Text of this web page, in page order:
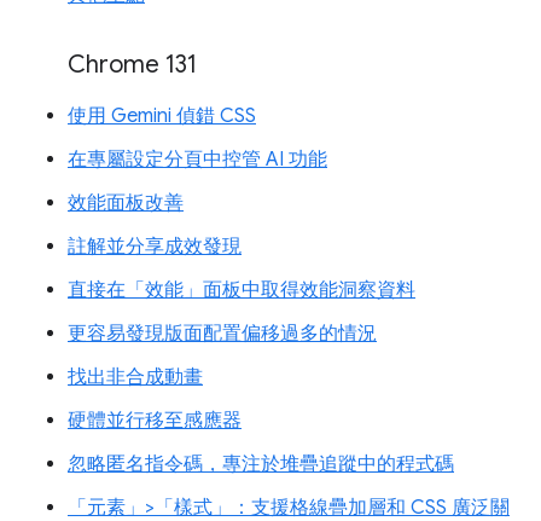
Chrome 131
使用 Gemini 偵錯 CSS
在專屬設定分頁中控管 AI 功能
效能面板改善
註解並分享成效發現
直接在「效能」面板中取得效能洞察資料
更容易發現版面配置偏移過多的情況
找出非合成動畫
硬體並行移至感應器
忽略匿名指令碼，專注於堆疊追蹤中的程式碼
「元素」>「樣式」：支援格線疊加層和 CSS 廣泛關